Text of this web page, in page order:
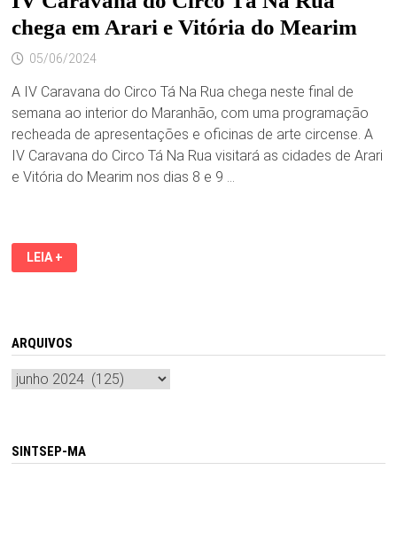
chega em Arari e Vitória do Mearim
05/06/2024
A IV Caravana do Circo Tá Na Rua chega neste final de
semana ao interior do Maranhão, com uma programação
recheada de apresentações e oficinas de arte circense. A
IV Caravana do Circo Tá Na Rua visitará as cidades de Arari
e Vitória do Mearim nos dias 8 e 9 …
IV
CARAVANA
CHEGA
EM
E
VITÓRIA
LEIA +
ARQUIVOS
Arquivos
SINTSEP-MA